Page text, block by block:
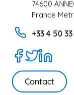
74600
France
+33 4 50
Contact